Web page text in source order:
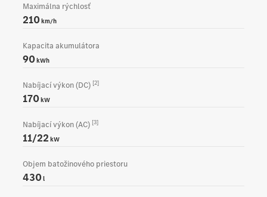
Maximálna rýchlosť
210km/h
Kapacita akumulátora
90kWh
Nabíjací výkon (DC) [2]
170kW
Nabíjací výkon (AC) [3]
11/22kW
Objem batožinového priestoru
430l